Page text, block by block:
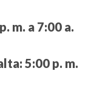
m. a 7:00 a.
5:00 p. m.